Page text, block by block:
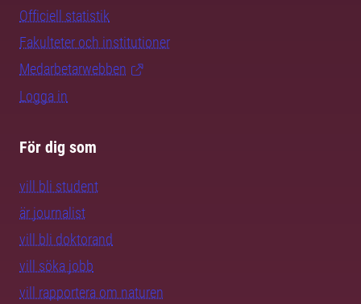
Officiell statistik
Fakulteter och institutioner
Medarbetarwebben
Logga in
För dig som
vill bli student
är journalist
vill bli doktorand
vill söka jobb
vill rapportera om naturen